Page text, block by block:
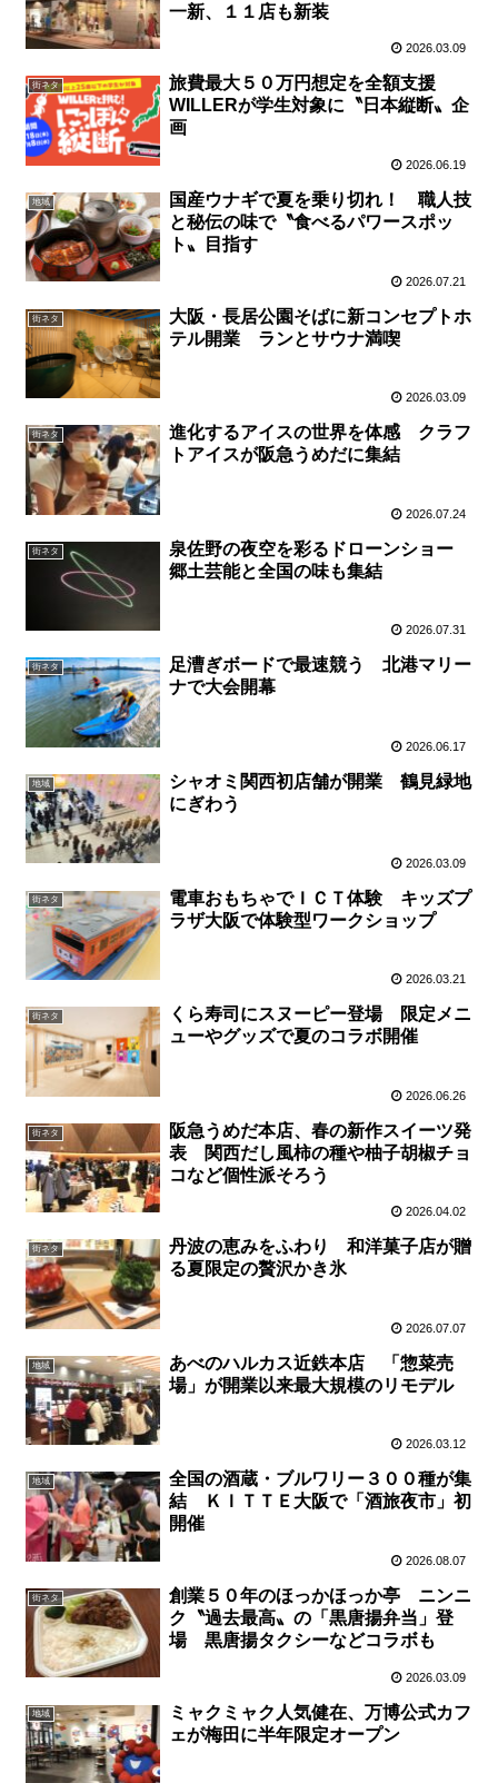
一新、１１店も新装
2026.03.09
街ネタ
旅費最大５０万円想定を全額支援
WILLERが学生対象に〝日本縦断〟企
画
2026.06.19
地域
国産ウナギで夏を乗り切れ！ 職人技
と秘伝の味で〝食べるパワースポッ
ト〟目指す
2026.07.21
街ネタ
大阪・長居公園そばに新コンセプトホ
テル開業 ランとサウナ満喫
2026.03.09
街ネタ
進化するアイスの世界を体感 クラフ
トアイスが阪急うめだに集結
2026.07.24
街ネタ
泉佐野の夜空を彩るドローンショー
郷土芸能と全国の味も集結
2026.07.31
街ネタ
足漕ぎボードで最速競う 北港マリー
ナで大会開幕
2026.06.17
地域
シャオミ関西初店舗が開業 鶴見緑地
にぎわう
2026.03.09
街ネタ
電車おもちゃでＩＣＴ体験 キッズプ
ラザ大阪で体験型ワークショップ
2026.03.21
街ネタ
くら寿司にスヌーピー登場 限定メニ
ューやグッズで夏のコラボ開催
2026.06.26
街ネタ
阪急うめだ本店、春の新作スイーツ発
表 関西だし風柿の種や柚子胡椒チョ
コなど個性派そろう
2026.04.02
街ネタ
丹波の恵みをふわり 和洋菓子店が贈
る夏限定の贅沢かき氷
2026.07.07
地域
あべのハルカス近鉄本店 「惣菜売
場」が開業以来最大規模のリモデル
2026.03.12
地域
全国の酒蔵・ブルワリー３００種が集
結 ＫＩＴＴＥ大阪で「酒旅夜市」初
開催
2026.08.07
街ネタ
創業５０年のほっかほっか亭 ニンニ
ク〝過去最高〟の「黒唐揚弁当」登
場 黒唐揚タクシーなどコラボも
2026.03.09
地域
ミャクミャク人気健在、万博公式カフ
ェが梅田に半年限定オープン